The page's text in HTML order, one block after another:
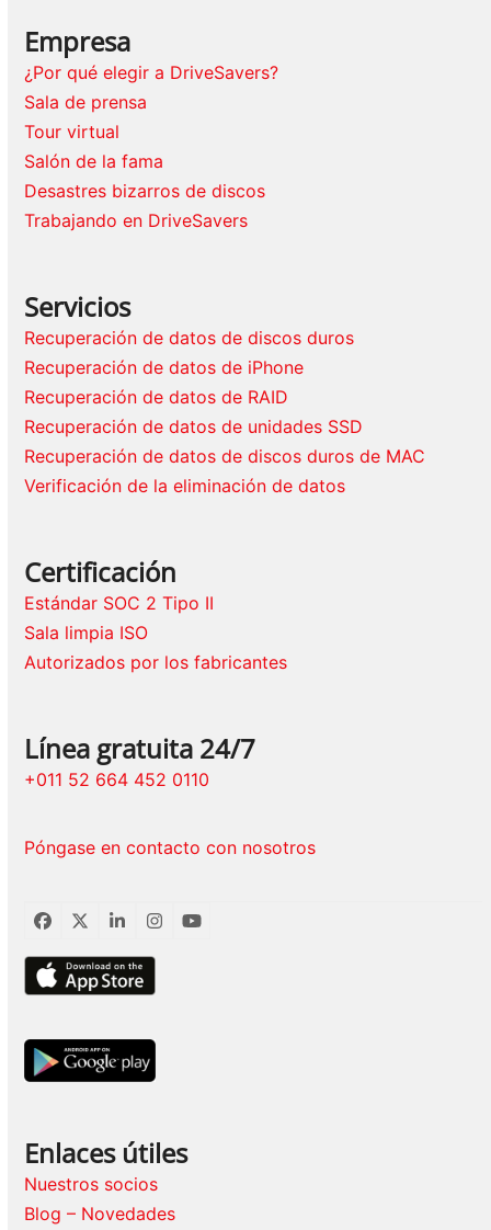
Empresa
¿Por qué elegir a DriveSavers?
Sala de prensa
Tour virtual
Salón de la fama
Desastres bizarros de discos
Trabajando en DriveSavers
Servicios
Recuperación de datos de discos duros
Recuperación de datos de iPhone
Recuperación de datos de RAID
Recuperación de datos de unidades SSD
Recuperación de datos de discos duros de MAC
Verificación de la eliminación de datos
Certificación
Estándar SOC 2 Tipo II
Sala limpia ISO
Autorizados por los fabricantes
Línea gratuita 24/7
+011 52 664 452 0110
Póngase en contacto con nosotros
Facebook
TwitterLinkedInInstagram
YouTube
Enlaces útiles
Nuestros socios
Blog – Novedades